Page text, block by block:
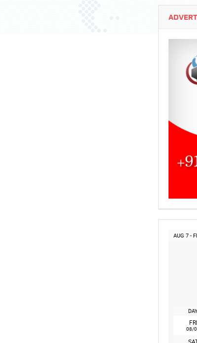
AUG 7 -
FRI
08/